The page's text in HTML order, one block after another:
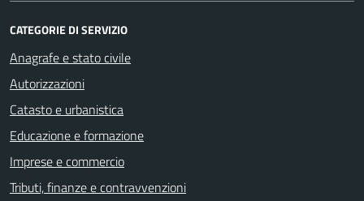
CATEGORIE DI SERVIZIO
Anagrafe e stato civile
Autorizzazioni
Catasto e urbanistica
Educazione e formazione
Imprese e commercio
Tributi, finanze e contravvenzioni